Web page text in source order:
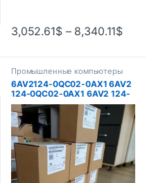
3,052.61$– 8,340.11$
Промышленные компьютеры
6AV2124-0QC02-0AX1 6AV2
124-0QC02-0AX1 6AV2 124-
0QC02-0AX0 СЕНСОРНЫЙ
ЭКРАН HMI 15 ДЮЙМОВ